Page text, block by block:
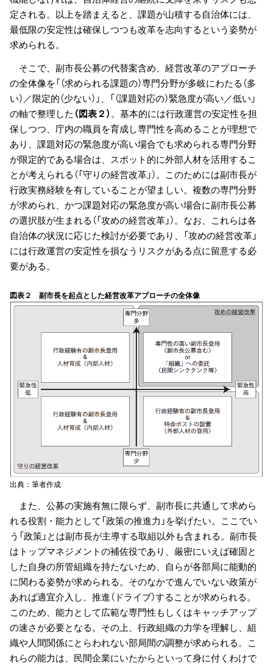
定される。以上を踏まえると、課題が山積する自治体には、
最低限の安定性は確保しつつも改革を志向するという姿勢が
求められる。
そこで、副市長公募の代替案含め、経営改革のアプローチ
の全体像を「（求められる課題の）専門分野が多岐にわたる（多
い）／限定的（少ない）」、「（課題対応の）緊急度が高い／低い」
の軸で整理した （図表２）。基本的には行政運営の安定性を担
保しつつ、庁内の職員を育成し専門性を高めることが理想で
あり、課題対応の緊急度が高い場合でも求められる専門分野
が限定的である場合は、スポット的に外部人材を活用するこ
とが考えられる（「守りの経営改革」）。このためには副市長が
行政実務経験を有していることが望ましい。複数の専門分野
が求められ、かつ課題対応の緊急度が高い場合に副市長公募
の選択肢が生まれる（「攻めの経営改革」）。なお、これらは各
自治体の状況に応じた検討が必要であり、「攻めの経営改革」
には行政運営の安定性を損なうリスクがある点に留意する必
要がある。
図表２ 副市長を起点とした経営改革アプローチの全体像
出典：筆者作成
また、公募の実施有無に限らず、副市長に共通して求めら
れる役割・能力として「政策の推進力」を挙げたい。ここでい
う「政策」とは副市長が主導する取組以外も含まれる。副市長
はトップマネジメントの補佐役であり、厳密にいえば確固と
した自身の所管組織を持たないため、自らが各部局に能動的
に関わる姿勢が求められる。そのなかで進んでいない政策が
あれば適宜介入し、推進（ドライブ）することが求められる。
このため、能力として広範な専門性もしくはキャッチアップ
の速さが必要となる。その上、行政組織の力学を理解し、組
織や人間関係にとらわれない部局間の調整が求められる。こ
れらの能力は、民間企業にいたからといって身に付くわけで